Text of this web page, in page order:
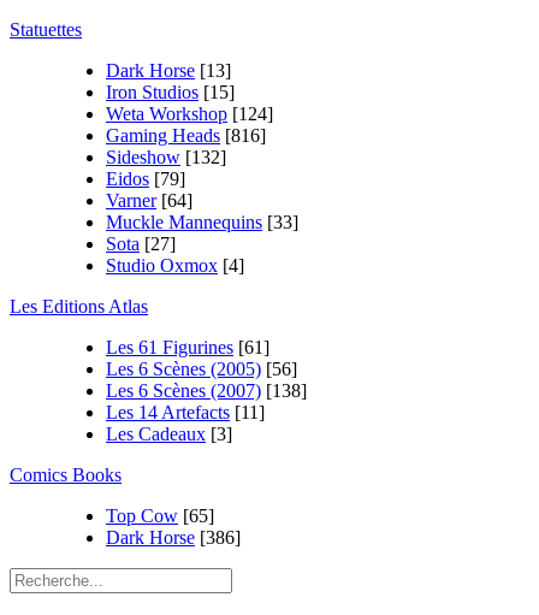
Statuettes
Dark Horse [13]
Iron Studios [15]
Weta Workshop [124]
Gaming Heads [816]
Sideshow [132]
Eidos [79]
Varner [64]
Muckle Mannequins [33]
Sota [27]
Studio Oxmox [4]
Les Editions Atlas
Les 61 Figurines [61]
Les 6 Scènes (2005) [56]
Les 6 Scènes (2007) [138]
Les 14 Artefacts [11]
Les Cadeaux [3]
Comics Books
Top Cow [65]
Dark Horse [386]